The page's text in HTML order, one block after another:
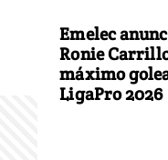
Emelec
Ronie
máximo
LigaPro 2026